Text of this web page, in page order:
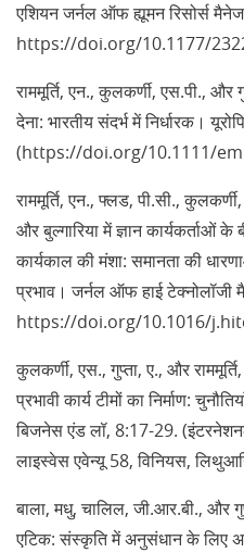
एशियन जर्नल ऑफ ह्यूमन रिसोर्स
https://doi.org/10.1177/
राममूर्ति, एन., कुलकर्णी, एस.पी., और
देना: भारतीय संदर्भ में निर्धारक।
(https://doi.org/10.1111/
राममूर्ति, एन., फ्लड, पी.सी.,
और बुल्गारिया में ज्ञान कार्यकर्ताओं
कार्यकाल की मंशा: समानता की
प्रभाव। जर्नल ऑफ हाई
https://doi.org/10.1016/
कुलकर्णी, एस., गुप्ता, ए., और
प्रभावी कार्य टीमों का निर्माण:
बिजनेस एंड लॉ, 8:17-29.
लाइस्वेस एवेन्यू 58, विनियस,
बाला, मधु, चालिल, जी.आर.बी., और
एटिक: संस्कृति में अनुसंधान के लिए